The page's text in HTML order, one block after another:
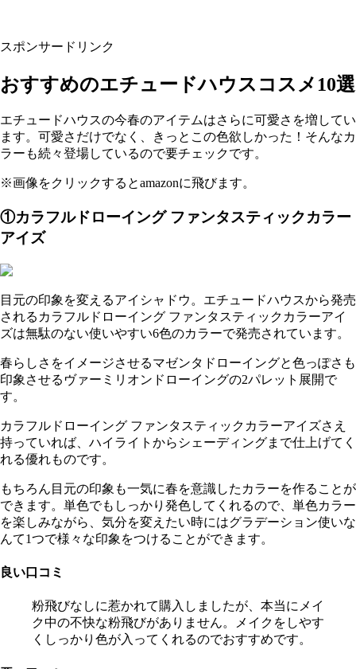
スポンサードリンク
おすすめのエチュードハウスコスメ10選
エチュードハウスの今春のアイテムはさらに可愛さを増してい
ます。可愛さだけでなく、きっとこの色欲しかった！そんなカ
ラーも続々登場しているので要チェックです。
※画像をクリックするとamazonに飛びます。
①カラフルドローイング ファンタスティックカラー
アイズ
目元の印象を変えるアイシャドウ。エチュードハウスから発売
されるカラフルドローイング ファンタスティックカラーアイ
ズは無駄のない使いやすい6色のカラーで発売されています。
春らしさをイメージさせるマゼンタドローイングと色っぽさも
印象させるヴァーミリオンドローイングの2パレット展開で
す。
カラフルドローイング ファンタスティックカラーアイズさえ
持っていれば、ハイライトからシェーディングまで仕上げてく
れる優れものです。
もちろん目元の印象も一気に春を意識したカラーを作ることが
できます。単色でもしっかり発色してくれるので、単色カラー
を楽しみながら、気分を変えたい時にはグラデーション使いな
んて1つで様々な印象をつけることができます。
良い口コミ
粉飛びなしに惹かれて購入しましたが、本当にメイ
ク中の不快な粉飛びがありません。メイクをしやす
くしっかり色が入ってくれるのでおすすめです。